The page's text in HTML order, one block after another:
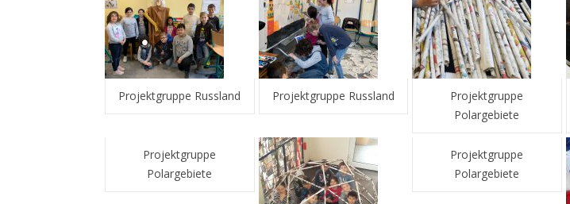
Projektgruppe Russland Projektgruppe Russland
Projektgruppe
Polargebiete
Projektgruppe
Polargebiete
Projektgruppe
Polargebiete